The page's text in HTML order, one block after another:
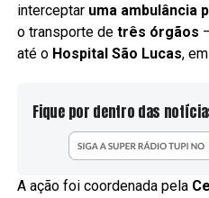
interceptar uma ambulância
o transporte de três órgãos
até o Hospital São Lucas,
Fique por dentro das
A ação foi coordenada pela